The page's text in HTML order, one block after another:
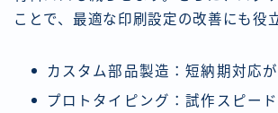
ことで、最適な印刷設定の改善にも役
カスタム部品製造：短納期対応
プロトタイピング：試作スピー